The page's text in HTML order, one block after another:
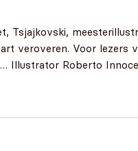
Tsjajkovski,
veroveren. Voor lezers
Illustrator Roberto